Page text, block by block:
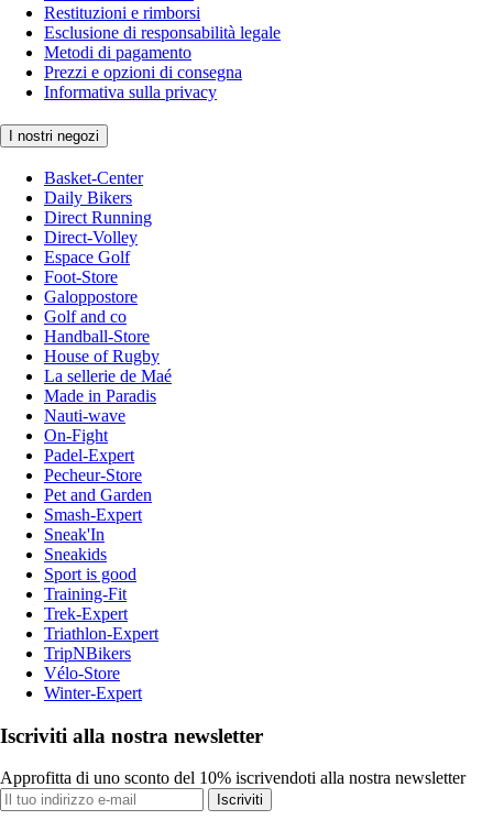
Restituzioni e rimborsi
Esclusione di responsabilità legale
Metodi di pagamento
Prezzi e opzioni di consegna
Informativa sulla privacy
I nostri negozi
Basket-Center
Daily Bikers
Direct Running
Direct-Volley
Espace Golf
Foot-Store
Galoppostore
Golf and co
Handball-Store
House of Rugby
La sellerie de Maé
Made in Paradis
Nauti-wave
On-Fight
Padel-Expert
Pecheur-Store
Pet and Garden
Smash-Expert
Sneak'In
Sneakids
Sport is good
Training-Fit
Trek-Expert
Triathlon-Expert
TripNBikers
Vélo-Store
Winter-Expert
Iscriviti alla nostra newsletter
Approfitta di uno sconto del 10% iscrivendoti alla nostra newsletter
Iscriviti